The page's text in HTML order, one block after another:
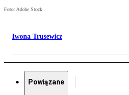
Foto: Adobe Stock
Iwona Trusewicz
Powiązane